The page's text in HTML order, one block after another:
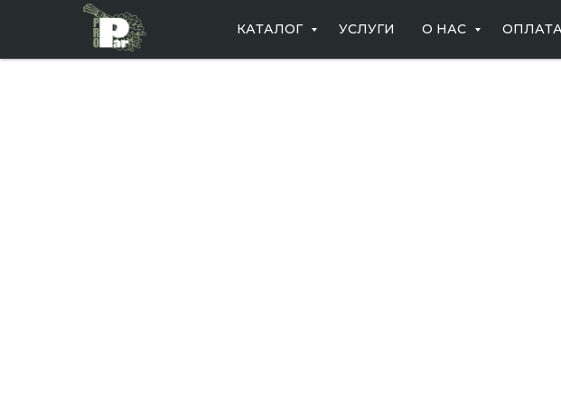
КАТАЛОГ УСЛУГИ О НАС